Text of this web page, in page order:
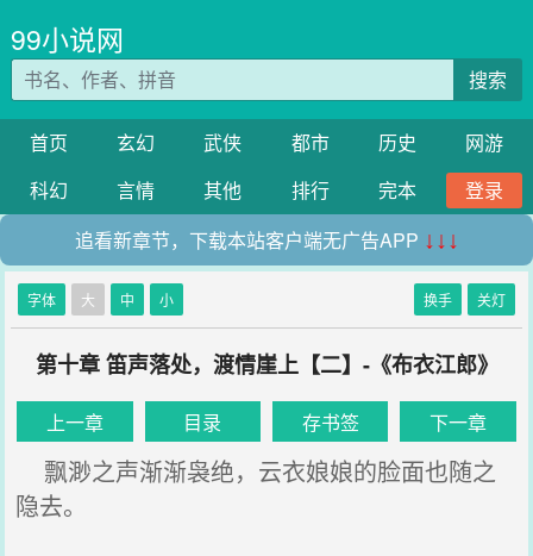
99小说网
搜索
首页 玄幻 武侠 都市 历史
网游
科幻
言情 其他 排行 完本
登录
追看新章节，下载本站客户端无广告APP ↓↓↓
字体 大 中 小 换手 关灯
第十章 笛声落处，渡情崖上【二】-《布衣江郎》
上一章 目录 存书签 下一章
飘渺之声渐渐袅绝，云衣娘娘的脸面也随之
隐去。